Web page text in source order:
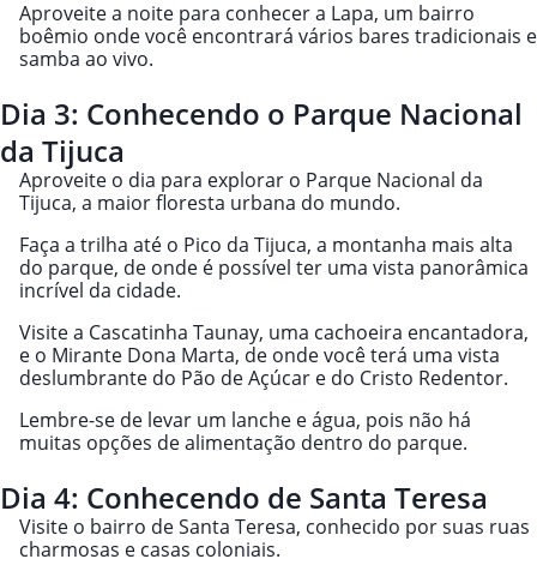
Aproveite a noite para conhecer a Lapa, um bairro
boêmio onde você encontrará vários bares tradicionais e
samba ao vivo.
Dia 3: Conhecendo o Parque Nacional
da Tijuca
Aproveite o dia para explorar o Parque Nacional da
Tijuca, a maior floresta urbana do mundo.
Faça a trilha até o Pico da Tijuca, a montanha mais alta
do parque, de onde é possível ter uma vista panorâmica
incrível da cidade.
Visite a Cascatinha Taunay, uma cachoeira encantadora,
e o Mirante Dona Marta, de onde você terá uma vista
deslumbrante do Pão de Açúcar e do Cristo Redentor.
Lembre-se de levar um lanche e água, pois não há
muitas opções de alimentação dentro do parque.
Dia 4: Conhecendo de Santa Teresa
Visite o bairro de Santa Teresa, conhecido por suas ruas
charmosas e casas coloniais.